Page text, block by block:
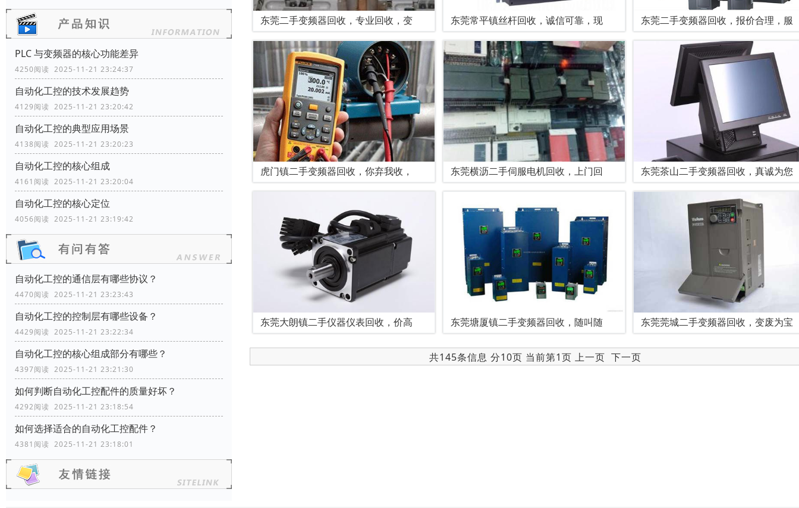
PLC 与变频器的核心功能差异
4250阅读 2025-11-21 23:24:37
自动化工控的技术发展趋势
4129阅读 2025-11-21 23:20:42
自动化工控的典型应用场景
4138阅读 2025-11-21 23:20:23
自动化工控的核心组成
4161阅读 2025-11-21 23:20:04
自动化工控的核心定位
4056阅读 2025-11-21 23:19:42
自动化工控的通信层有哪些协议？
4470阅读 2025-11-21 23:23:43
自动化工控的控制层有哪些设备？
4429阅读 2025-11-21 23:22:34
自动化工控的核心组成部分有哪些？
4397阅读 2025-11-21 23:21:30
如何判断自动化工控配件的质量好坏？
4292阅读 2025-11-21 23:18:54
如何选择适合的自动化工控配件？
4381阅读 2025-11-21 23:18:01
东莞二手变频器回收，专业回收，变 东莞常平镇丝杆回收，诚信可靠，现 东莞二手变频器回收，报价合理，服
虎门镇二手变频器回收，你弃我收， 东莞横沥二手伺服电机回收，上门回 东莞茶山二手变频器回收，真诚为您
东莞大朗镇二手仪器仪表回收，价高 东莞塘厦镇二手变频器回收，随叫随 东莞莞城二手变频器回收，变废为宝
共145条信息 分10页 当前第1页 上一页 下一页